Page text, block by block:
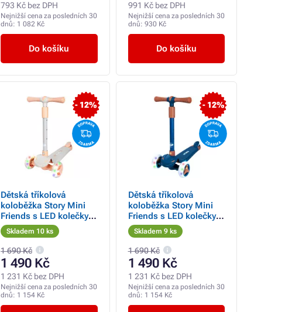
793 Kč bez DPH
Nejnižší cena za posledních 30
dnů: 1 082 Kč
Do košíku
991 Kč bez DPH
Nejnižší cena za posledních 30
dnů: 930 Kč
Do košíku
- 12%
Dětská tříkolová
koloběžka Story Mini
Friends s LED kolečky
scooter , bílá
Skladem 10 ks
1 690 Kč
1 490 Kč
1 231 Kč bez DPH
Nejnižší cena za posledních 30
dnů: 1 154 Kč
- 12%
Dětská tříkolová
koloběžka Story Mini
Friends s LED kolečky
scooter , modrá
Skladem 9 ks
1 690 Kč
1 490 Kč
1 231 Kč bez DPH
Nejnižší cena za posledních 30
dnů: 1 154 Kč